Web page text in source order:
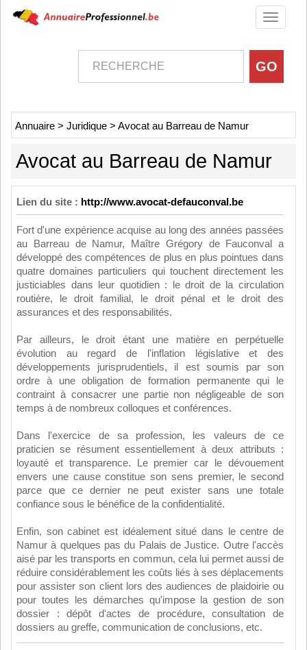
Toggle
Annuaire > Juridique > Avocat au Barreau de Namur
Avocat au Barreau de Namur
Lien du site : http://www.avocat-defauconval.be
Fort d'une expérience acquise au long des années passées
au Barreau de Namur, Maître Grégory de Fauconval a
développé des compétences de plus en plus pointues dans
quatre domaines particuliers qui touchent directement les
justiciables dans leur quotidien : le droit de la circulation
routière, le droit familial, le droit pénal et le droit des
assurances et des responsabilités.
Par ailleurs, le droit étant une matière en perpétuelle
évolution au regard de l'inflation législative et des
développements jurisprudentiels, il est soumis par son
ordre à une obligation de formation permanente qui le
contraint à consacrer une partie non négligeable de son
temps à de nombreux colloques et conférences.
Dans l'exercice de sa profession, les valeurs de ce
praticien se résument essentiellement à deux attributs :
loyauté et transparence. Le premier car le dévouement
envers une cause constitue son sens premier, le second
parce que ce dernier ne peut exister sans une totale
confiance sous le bénéfice de la confidentialité.
Enfin, son cabinet est idéalement situé dans le centre de
Namur à quelques pas du Palais de Justice. Outre l'accès
aisé par les transports en commun, cela lui permet aussi de
réduire considérablement les coûts liés à ses déplacements
pour assister son client lors des audiences de plaidoirie ou
pour toutes les démarches qu'impose la gestion de son
dossier : dépôt d'actes de procédure, consultation de
dossiers au greffe, communication de conclusions, etc.